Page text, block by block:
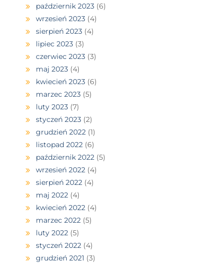
październik 2023(6)
wrzesień 2023(4)
sierpień 2023(4)
lipiec 2023(3)
czerwiec 2023(3)
maj 2023(4)
kwiecień 2023(6)
marzec 2023(5)
luty 2023(7)
styczeń 2023(2)
grudzień 2022(1)
listopad 2022(6)
październik 2022(5)
wrzesień 2022(4)
sierpień 2022(4)
maj 2022(4)
kwiecień 2022(4)
marzec 2022(5)
luty 2022(5)
styczeń 2022(4)
grudzień 2021 (3)